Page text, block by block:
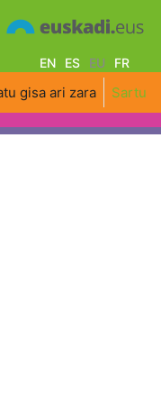
EN ES EU FR
gisa ari zara Sartu